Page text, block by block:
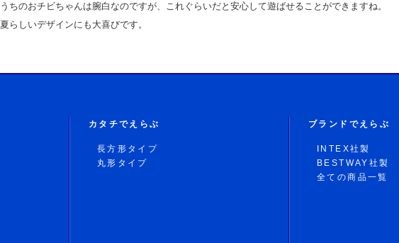
うちのおチビちゃんは腕白なのですが、これぐらいだと安心して遊ばせることができますね。
夏らしいデザインにも大喜びです。
カタチでえらぶ
長方形タイプ
丸形タイプ
ブランドでえらぶ
INTEX社製
BESTWAY社製
全ての商品一覧